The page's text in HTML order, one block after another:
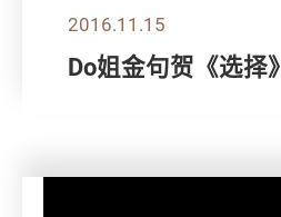
2016.11.15
Do姐金句贺《选择》